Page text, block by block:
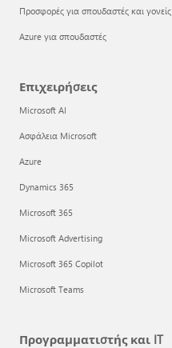
Προσφορές για σπουδαστές και γονείς
Azure για σπουδαστές
Επιχειρήσεις
Microsoft AI
Ασφάλεια Microsoft
Azure
Dynamics 365
Microsoft 365
Microsoft Advertising
Microsoft 365 Copilot
Microsoft Teams
Προγραμματιστής και IT